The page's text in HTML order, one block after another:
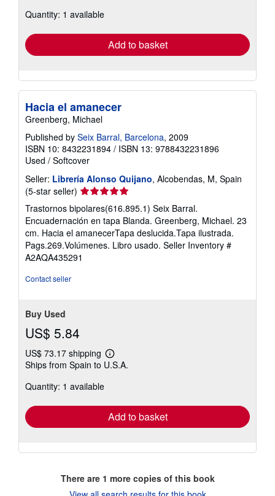
Quantity: 1 available
Add to basket
Hacia el amanecer
Greenberg, Michael
Published by Seix Barral, Barcelona, 2009
ISBN 10: 8432231894 / ISBN 13: 9788432231896
Used / Softcover
Seller: Librería Alonso Quijano, Alcobendas, M, Spain
(5-star seller) Seller
rating
5
out
of
5
stars
Trastornos bipolares(616.895.1) Seix Barral.
Encuadernación en tapa Blanda. Greenberg, Michael. 23
cm. Hacia el amanecerTapa deslucida.Tapa ilustrada.
Pags.269.Volúmenes. Libro usado. Seller Inventory #
A2AQA435291
Contact seller
Buy Used
US$ 5.84
US$ 73.17 shipping
Learn
more
Ships from Spain to U.S.A.
Quantity: 1 available
Add to basket
There are 1 more copies of this book